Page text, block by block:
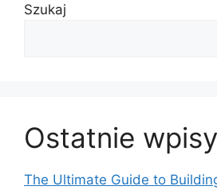
Szukaj
Ostatnie wpisy
The Ultimate Guide to